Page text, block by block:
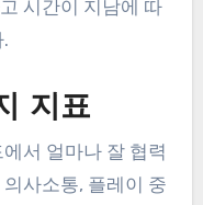
시간이 지남에 따
지표
서 얼마나 잘 협력
사소통, 플레이 중